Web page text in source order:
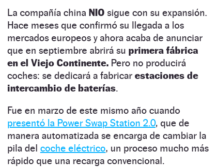
La compañía china NIO sigue con su expansión.
Hace meses que confirmó su llegada a los
mercados europeos y ahora acaba de anunciar
que en septiembre abrirá su primera fábrica
en el Viejo Continente. Pero no producirá
coches: se dedicará a fabricar estaciones de
intercambio de baterías.
Fue en marzo de este mismo año cuando
presentó la Power Swap Station 2.0, que de
manera automatizada se encarga de cambiar la
pila del coche eléctrico, un proceso mucho más
rápido que una recarga convencional.